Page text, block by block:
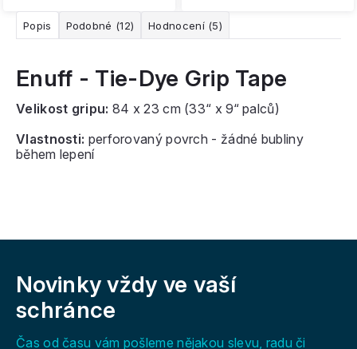
Popis Podobné (12) Hodnocení (5)
Enuff - Tie-Dye Grip Tape
Velikost gripu: 84 x 23 cm (33“ x 9“ palců)
Vlastnosti: perforovaný povrch - žádné bubliny
během lepení
Novinky vždy ve vaší
schránce
Čas od času vám pošleme nějakou slevu, radu či